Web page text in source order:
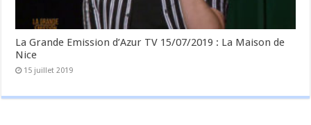
La Grande Emission d’Azur TV 15/07/2019 : La Maison de
Nice
15 juillet 2019